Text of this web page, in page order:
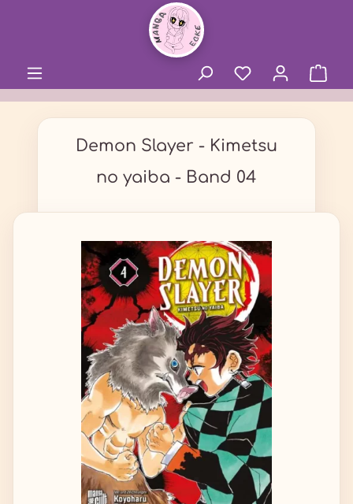
Demon Slayer - Kimetsu
no yaiba - Band 04
Bildergalerie überspringen